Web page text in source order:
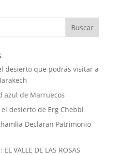
el desierto que podrás visitar a
azul de Marruecos
desierto de Erg Chebbi
Declaran Patrimonio
VALLE DE LAS ROSAS